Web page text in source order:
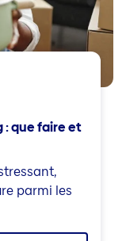
: que faire et
parmi les